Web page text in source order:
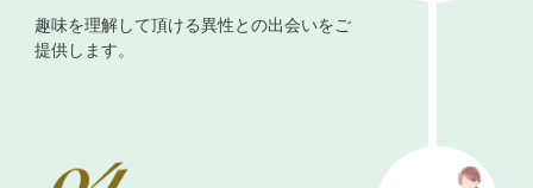
趣味を理解して頂ける異性との出会いをご
提供します。